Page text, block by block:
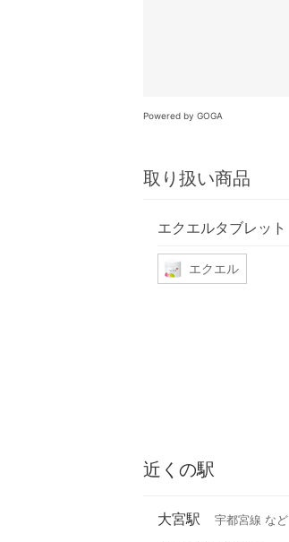
Powered by GOGA
取り扱い商品
エクエルタブレット
エクエル
近くの駅
大宮駅 宇都宮線 など